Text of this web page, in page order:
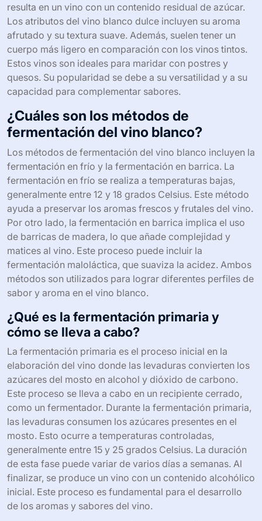
resulta en un vino con un contenido residual de azúcar.
Los atributos del vino blanco dulce incluyen su aroma
afrutado y su textura suave. Además, suelen tener un
cuerpo más ligero en comparación con los vinos tintos.
Estos vinos son ideales para maridar con postres y
quesos. Su popularidad se debe a su versatilidad y a su
capacidad para complementar sabores.
¿Cuáles son los métodos de
fermentación del vino blanco?
Los métodos de fermentación del vino blanco incluyen la
fermentación en frío y la fermentación en barrica. La
fermentación en frío se realiza a temperaturas bajas,
generalmente entre 12 y 18 grados Celsius. Este método
ayuda a preservar los aromas frescos y frutales del vino.
Por otro lado, la fermentación en barrica implica el uso
de barricas de madera, lo que añade complejidad y
matices al vino. Este proceso puede incluir la
fermentación maloláctica, que suaviza la acidez. Ambos
métodos son utilizados para lograr diferentes perfiles de
sabor y aroma en el vino blanco.
¿Qué es la fermentación primaria y
cómo se lleva a cabo?
La fermentación primaria es el proceso inicial en la
elaboración del vino donde las levaduras convierten los
azúcares del mosto en alcohol y dióxido de carbono.
Este proceso se lleva a cabo en un recipiente cerrado,
como un fermentador. Durante la fermentación primaria,
las levaduras consumen los azúcares presentes en el
mosto. Esto ocurre a temperaturas controladas,
generalmente entre 15 y 25 grados Celsius. La duración
de esta fase puede variar de varios días a semanas. Al
finalizar, se produce un vino con un contenido alcohólico
inicial. Este proceso es fundamental para el desarrollo
de los aromas y sabores del vino.